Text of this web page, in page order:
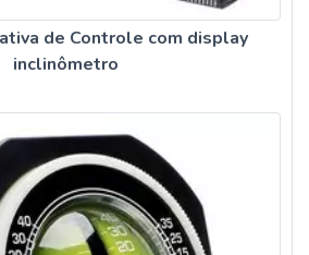
de Controle com display
inclinômetro